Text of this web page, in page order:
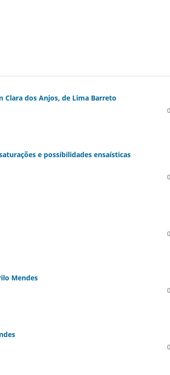
dos Anjos, de Lima Barreto
e possibilidades ensaísticas
Mendes